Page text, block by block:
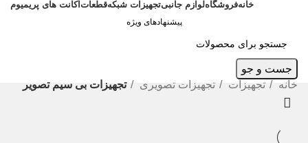
خانهفروشگاهلوازم جانبیتجهیزات شبکهقطعات اکانت های پریمیوم
پیشنهادهای ویژه
جست و جو
خانه
تجهیزات تجهیزات تصویری تجهیزات بی سیم تصویر